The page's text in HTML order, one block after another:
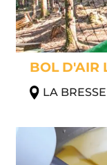
BOL D'AIR
LA BRESSE